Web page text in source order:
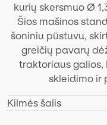
kurių skersmuo Ø
Šios mašinos
šoniniu pūstuvu,
greičių pavarų
traktoriaus
skleidimo ir
Kilmės šalis